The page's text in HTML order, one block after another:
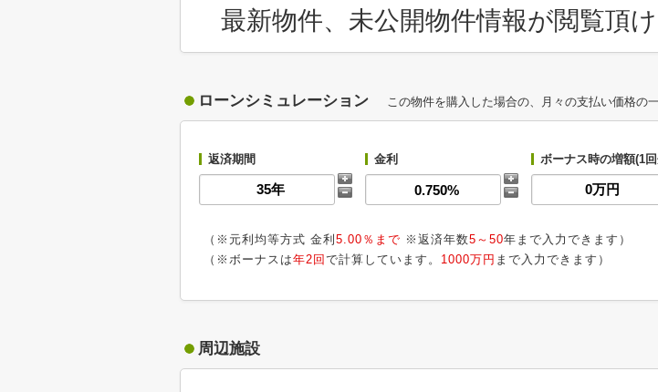
最新物件、未公開物件情報が閲覧頂け
ローンシミュレーション この物件を購入した場合の、月々の支払い価格の
返済期間 金利 ボーナス時の増額(1
（※元利均等方式 金利 5.00％まで ※返済年数5～50年まで入力できます）
（※ボーナスは年2回 で計算しています。 1000万円 まで入力できます）
周辺施設